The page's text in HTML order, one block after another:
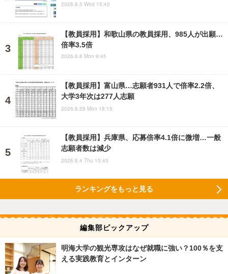
2026.8.5 Wed 15:45
【教員採用】和歌山県の教員採用、985人が出願…
倍率3.5倍
2026.6.8 Mon 9:45
【教員採用】富山県…志願者931人で倍率2.2倍、
大学3年次は277人志願
2026.6.29 Mon 18:15
【教員採用】兵庫県、応募倍率4.1倍に微増…一般
志願者数は減少
2026.6.4 Thu 15:45
ランキングをもっと見る
編集部ピックアップ
明海大学の観光専攻はなぜ就職に強い？100％を支
える実践教育とインターン